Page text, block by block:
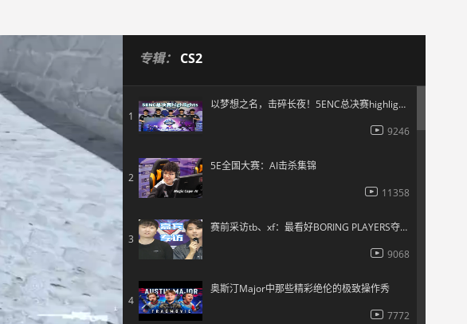
专辑： CS2
1
以梦想之名，击碎长夜！5ENC总决赛highlights
9246
2
5E全国大赛：AI击杀集锦
11358
3
赛前采访tb、xf：最看好BORING PLAYERS夺冠 另外AI个人实力很强
9068
4
奥斯汀Major中那些精彩绝伦的极致操作秀
7772